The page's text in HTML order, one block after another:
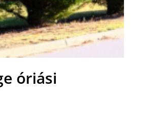
óriási